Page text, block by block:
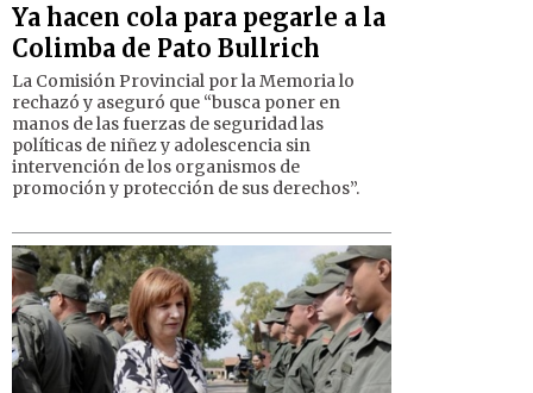
Ya hacen cola para pegarle a la
Colimba de Pato Bullrich
La Comisión Provincial por la Memoria lo
rechazó y aseguró que “busca poner en
manos de las fuerzas de seguridad las
políticas de niñez y adolescencia sin
intervención de los organismos de
promoción y protección de sus derechos”.